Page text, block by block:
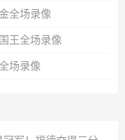
全场录像
王全场录像
场录像